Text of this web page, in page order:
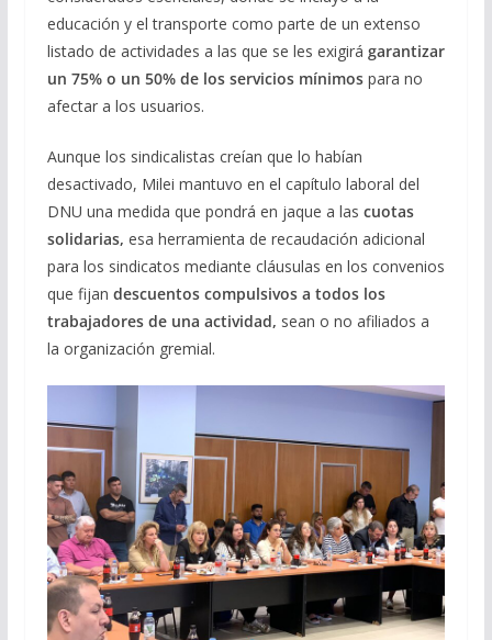
educación y el transporte como parte de un extenso
listado de actividades a las que se les exigirá garantizar
un 75% o un 50% de los servicios mínimospara no
afectar a los usuarios.
Aunque los sindicalistas creían que lo habían
desactivado, Milei mantuvo en el capítulo laboral del
DNU una medida que pondrá en jaque a las cuotas
solidarias, esa herramienta de recaudación adicional
para los sindicatos mediante cláusulas en los convenios
que fijan descuentos compulsivos a todos los
trabajadores de una actividad, sean o no afiliados a
la organización gremial.